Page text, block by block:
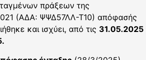
πράξεων της
(ΑΔΑ: ΨΨΔ57ΛΛ-Τ10) απόφασής
και ισχύει, από τις 31.05.2025